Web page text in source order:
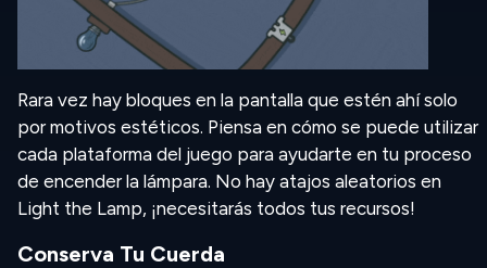
Rara vez hay bloques en la pantalla que estén ahí solo
por motivos estéticos. Piensa en cómo se puede utilizar
cada plataforma del juego para ayudarte en tu proceso
de encender la lámpara. No hay atajos aleatorios en
Light the Lamp, ¡necesitarás todos tus recursos!
Conserva Tu Cuerda